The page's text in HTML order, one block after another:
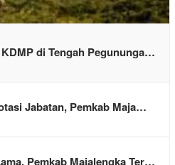
di Tengah Pegununga…
Jabatan, Pemkab Maja…
Pemkab Majalengka Ter…